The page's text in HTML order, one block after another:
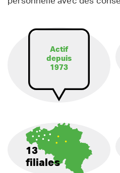
Actif
depuis
1973
13
filiales